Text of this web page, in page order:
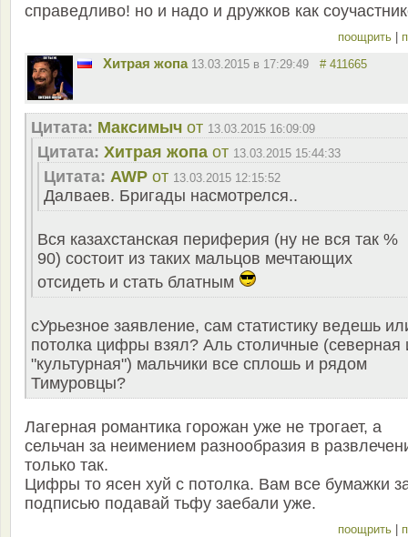
справедливо! но и надо и дружков как
поощрить |
Хитрая жопа 13.03.2015 в 17:29:49 # 411665
Цитата: Максимыч от 13.03.2015 16:09:09
Цитата: Хитрая жопа от 13.03.2015 15:44:33
Цитата: AWP от 13.03.2015 12:15:52
Далваев. Бригады насмотрелся..
Вся казахстанская периферия (ну не вся так %
90) состоит из таких мальцов мечтающих
отсидеть и стать блатным
сУрьезное заявление, сам статистику ведешь
потолка цифры взял? Аль столичные (северная
"культурная") мальчики все сплошь и рядом
Тимуровцы?
Лагерная романтика горожан уже не трогает, а
сельчан за неимением разнообразия в
только так.
Цифры то ясен хуй с потолка. Вам все бумажки
подписью подавай тьфу заебали уже.
поощрить |